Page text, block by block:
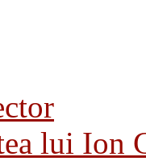
lui Ion